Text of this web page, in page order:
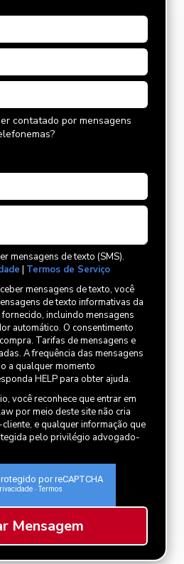
contatado por mensagens
mensagens de texto (SMS).
| Termos de Serviço
mensagens de texto, você
de texto informativas da
incluindo mensagens
automático. O consentimento
Tarifas de mensagens e
A frequência das mensagens
a qualquer momento
HELP para obter ajuda.
você reconhece que entrar em
por meio deste site não cria
e qualquer informação que
pelo privilégio advogado-
por reCAPTCHA
- Termos